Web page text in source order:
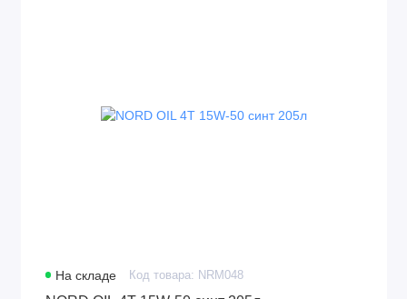
На складе Код товара: NRM048